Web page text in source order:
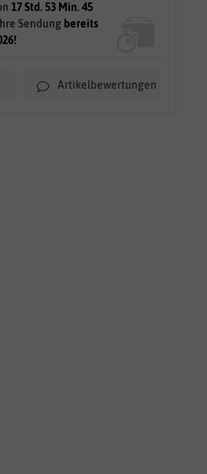
17 Std. 53 Min. 44
Sendung bereits
Artikelbewertungen